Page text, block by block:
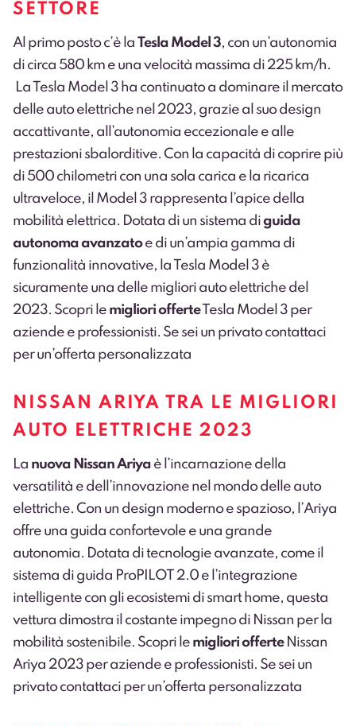
SETTORE
Al primo posto c’è la Tesla Model 3, con un’autonomia
di circa 580 km e una velocità massima di 225 km/h.
La Tesla Model 3 ha continuato a dominare il mercato
delle auto elettriche nel 2023, grazie al suo design
accattivante, all’autonomia eccezionale e alle
prestazioni sbalorditive. Con la capacità di coprire più
di 500 chilometri con una sola carica e la ricarica
ultraveloce, il Model 3 rappresenta l’apice della
mobilità elettrica. Dotata di un sistema diguida
autonoma avanzatoe di un’ampia gamma di
funzionalità innovative, la Tesla Model 3 è
sicuramente una delle migliori auto elettriche del
2023. Scopri le migliori offerteTesla Model 3 per
aziende e professionisti. Se sei un privatocontattaci
per un’offerta personalizzata
NISSAN ARIYA TRA LE MIGLIORI
AUTO ELETTRICHE 2023
La nuova Nissan Ariya è l’incarnazione della
versatilità e dell’innovazione nel mondo delle auto
elettriche. Con un design moderno e spazioso, l’Ariya
offre una guida confortevole e una grande
autonomia. Dotata di tecnologie avanzate, come il
sistema di guida ProPILOT 2.0 e l’integrazione
intelligente con gli ecosistemi di smart home, questa
vettura dimostra il costante impegno di Nissan per la
mobilità sostenibile. Scopri le migliori offerteNissan
Ariya 2023 peraziende e professionisti. Se sei un
privatocontattaci per un’offerta personalizzata